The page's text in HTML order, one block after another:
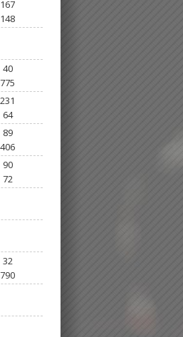
167
148
40
775
231
64
89
406
90
72
32
790